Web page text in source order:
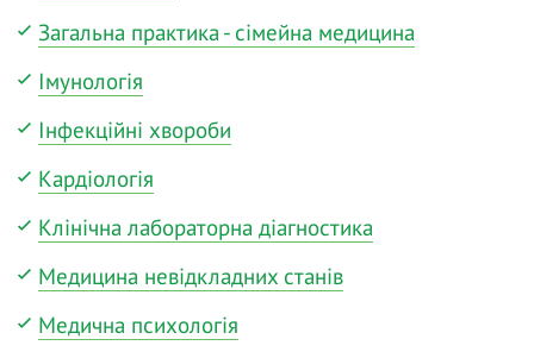
Загальна практика - сімейна медицина
Імунологія
Інфекційні хвороби
Кардіологія
Клінічна лабораторна діагностика
Медицина невідкладних станів
Медична психологія